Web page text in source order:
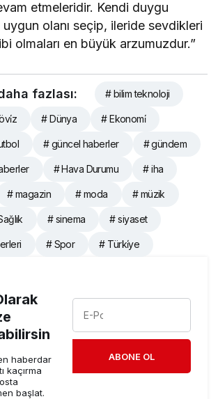
etmeleridir. Kendi duygu
uygun olanı seçip, ileride sevdikleri
olmaları en büyük arzumuzdur.”
fazlası: # bilim teknoloji
# Dünya # Ekonomi̇
# güncel haberler # gündem
# Hava Durumu # iha
# magazin # moda # müzik
# sinema # siyaset
# Spor # Türki̇ye
haberdar
kaçırma
başlat.
ABONE OL